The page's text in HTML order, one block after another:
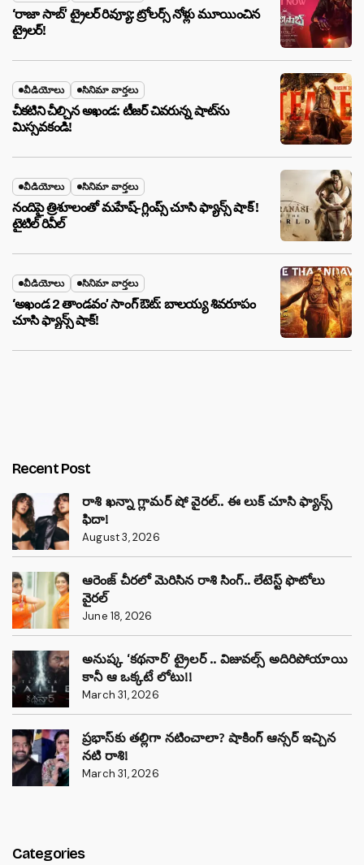
‘రాజా సాబ్’ ట్రైలర్ రివ్యూ: ట్రోలర్స్ నోళ్లు మూయించిన
ట్రైలర్!
వీడియోలు సినిమా వార్తలు
చీకటిని చీల్చిన అఖండ: టీజర్ చివరున్న షాట్‌ను
మిస్సవకండి!
వీడియోలు సినిమా వార్తలు
నందిపై త్రిశూలంతో మహేష్-గ్లింప్స్ చూసి ఫ్యాన్స్ షాక్ !
టైటిల్ రివీల్
వీడియోలు సినిమా వార్తలు
‘అఖండ 2 తాండవం’ సాంగ్ ఔట్: బాలయ్య శివరూపం
చూసి ఫ్యాన్స్ షాక్!
Recent Post
రాశి ఖన్నా గ్లామర్ షో వైరల్.. ఈ లుక్ చూసి ఫ్యాన్స్
ఫిదా!
August 3, 2026
ఆరెంజ్ చీరలో మెరిసిన రాశి సింగ్.. లేటెస్ట్ ఫొటోలు
వైరల్
June 18, 2026
అనుష్క ‘కథనార్’ ట్రైలర్ .. విజువల్స్ అదిరిపోయాయి
కానీ ఆ ఒక్కటే లోటు!!
March 31, 2026
ప్రభాస్‌కు తల్లిగా నటించాలా? షాకింగ్ ఆన్సర్ ఇచ్చిన
నటి రాశి!
March 31, 2026
Categories